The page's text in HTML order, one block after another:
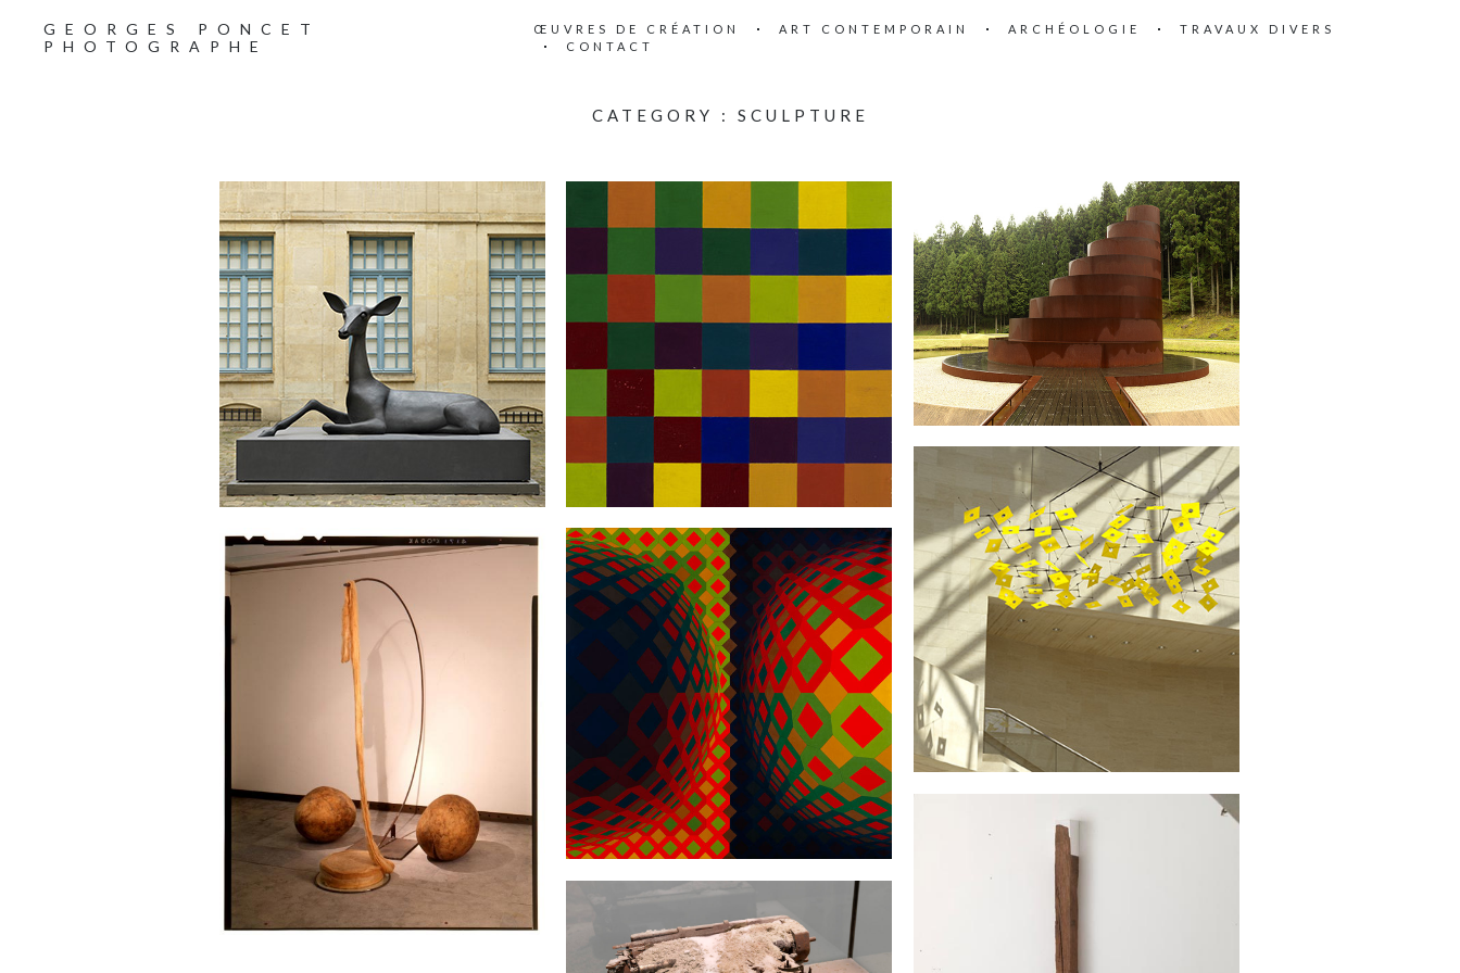
GEORGES PONCET
PHOTOGRAPHE
ŒUVRES DE CRÉATION ART CONTEMPORAIN ARCHÉOLOGIE
TRAVAUX DIVERS
CONTACT
CATEGORY : SCULPTURE